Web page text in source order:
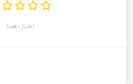
امتیاز دهید!